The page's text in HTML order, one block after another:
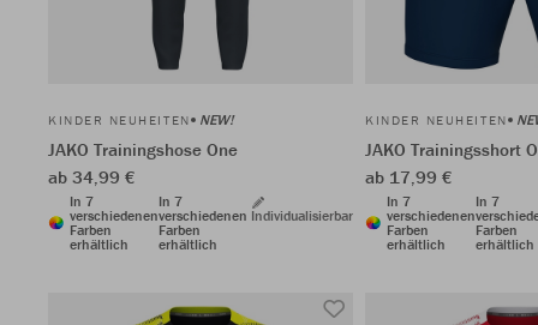
KINDER NEUHEITEN NEW!
JAKO Trainingshose One
ab 34,99 €
In 7
verschiedenen
Farben
erhältlich
In 7
verschiedenen
Farben
erhältlich
Individualisierbar
KINDER NEUHEITEN
JAKO Trainingsshort
ab 17,99 €
In 7
verschiedenen
Farben
erhältlich
In 7
Farben
erhältlich